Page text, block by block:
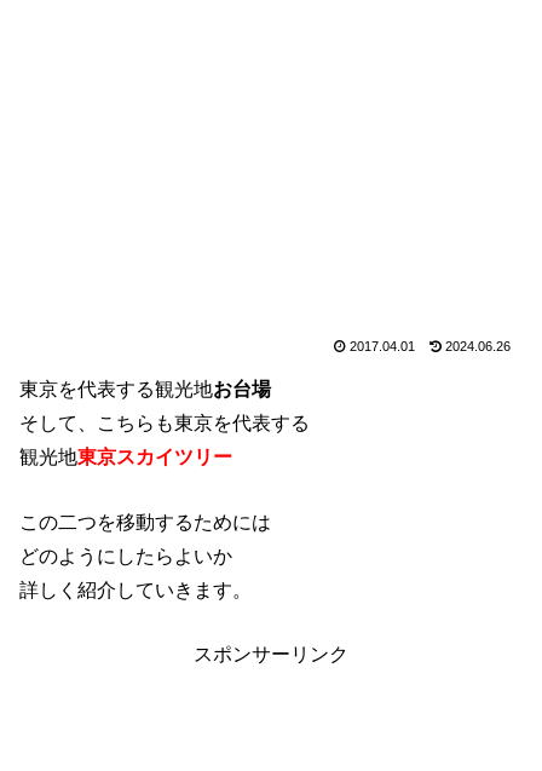
2017.04.01 2024.06.26
東京を代表する観光地お台場
そして、こちらも東京を代表する
観光地東京スカイツリー
この二つを移動するためには
どのようにしたらよいか
詳しく紹介していきます。
スポンサーリンク